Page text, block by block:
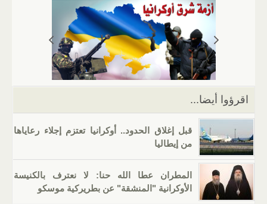
k
er
e
dI
n
g
er
gr
a
m
s
A
p
p
اقرؤوا أيضا...
قبل إغلاق الحدود.. أوكرانيا تعتزم إجلاء رعاياها
من إيطاليا
المطران عطا الله حنا: لا نعترف بالكنيسة
الأوكرانية "المنشقة" عن بطريركية موسكو